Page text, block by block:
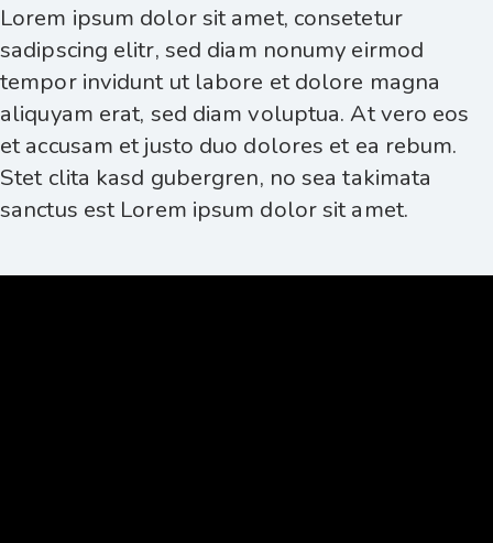
Lorem ipsum dolor sit amet, consetetur
sadipscing elitr, sed diam nonumy eirmod
tempor invidunt ut labore et dolore magna
aliquyam erat, sed diam voluptua. At vero eos
et accusam et justo duo dolores et ea rebum.
Stet clita kasd gubergren, no sea takimata
sanctus est Lorem ipsum dolor sit amet.